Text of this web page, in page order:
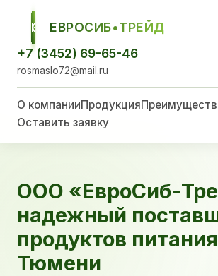
ЕСТ
ЕВРОСИБ•ТРЕЙД
+7 (3452) 69-65-46
rosmaslo72@mail.ru
О компанииПродукция
Оставить заявку
ООО «ЕвроСиб-
надежный
продуктов
Тюмени